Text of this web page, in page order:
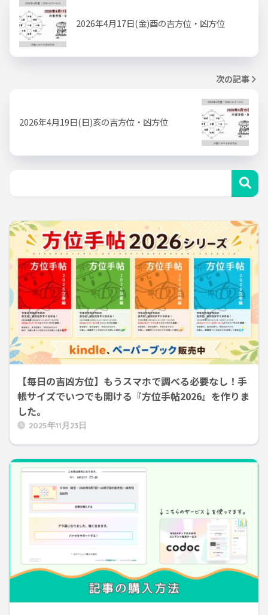
2026年4月17日(金)酉の吉方位・凶方位
次の記事
2026年4月19日(日)亥の吉方位・凶方位
【毎日の吉凶方位】もうスマホで調べる必要なし！手
帳サイズでいつでも開ける『方位手帖2026』を作りま
した。
2025年11月23日